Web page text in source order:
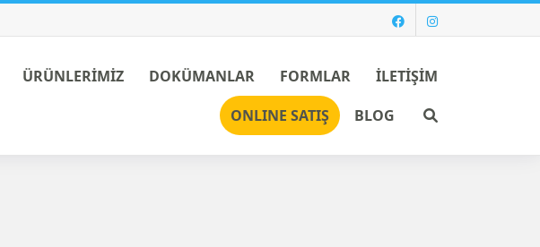
ÜRÜNLERİMİZ DOKÜMANLAR FORMLAR
İLETİŞİM
ONLINE SATIŞ
BLOG